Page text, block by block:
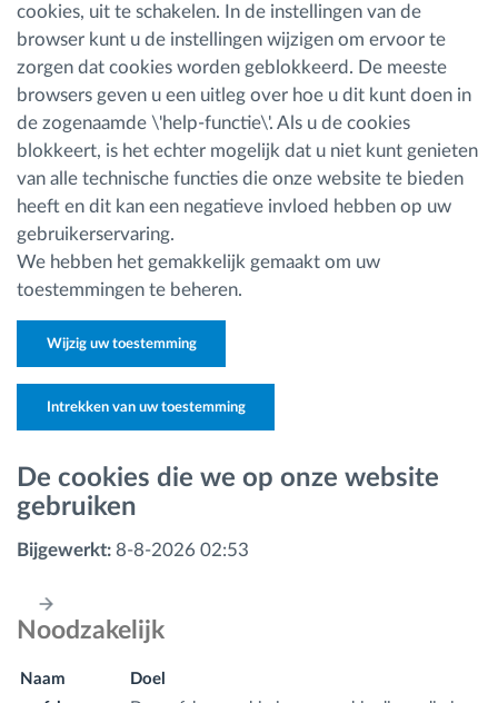
cookies, uit te schakelen. In de instellingen van de
browser kunt u de instellingen wijzigen om ervoor te
zorgen dat cookies worden geblokkeerd. De meeste
browsers geven u een uitleg over hoe u dit kunt doen in
de zogenaamde \'help-functie\'. Als u de cookies
blokkeert, is het echter mogelijk dat u niet kunt genieten
van alle technische functies die onze website te bieden
heeft en dit kan een negatieve invloed hebben op uw
gebruikerservaring.
We hebben het gemakkelijk gemaakt om uw
toestemmingen te beheren.
Wijzig uw toestemming
Intrekken van uw toestemming
De cookies die we op onze website
gebruiken
Bijgewerkt: 8-8-2026 02:53
Noodzakelijk
Naam Doel